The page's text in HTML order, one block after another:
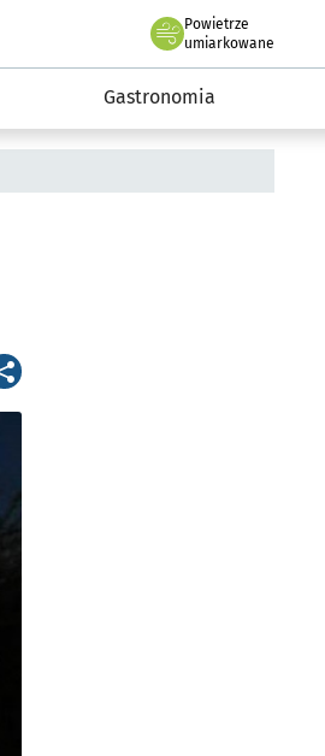
Powietrze
we Wrocławiu
umiarkowane
Gastronomia